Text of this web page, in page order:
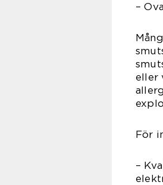
–
eller
För
–